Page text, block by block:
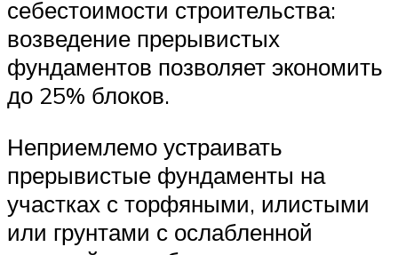
себестоимости строительства:
возведение прерывистых
фундаментов позволяет экономить
до 25% блоков.
Неприемлемо устраивать
прерывистые фундаменты на
участках с торфяными, илистыми
или грунтами с ослабленной